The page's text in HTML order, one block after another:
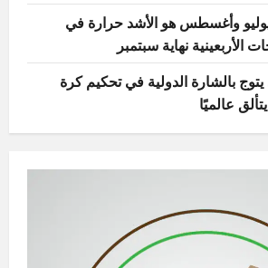
وأغسطس هو الأشد حرارة في
الأربعينية نهاية سبتمبر
بالشارة الدولية في تحكيم كرة
عالميًا